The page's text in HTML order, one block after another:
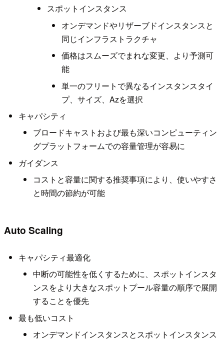
スポットインスタンス
オンデマンドやリザーブドインスタンスと
同じインフラストラクチャ
価格はスムーズでまれな変更、より予測可
能
単一のフリートで異なるインスタンスタイ
プ、サイズ、Azを選択
キャパシティ
ブロードキャストおよび最も深いコンピューティン
グプラットフォームでの容量管理が容易に
ガイダンス
コストと容量に関する推奨事項により、使いやすさ
と時間の節約が可能
Auto Scaling
キャパシティ最適化
中断の可能性を低くするために、スポットインスタ
ンスをより大きなスポットプール容量の順序で展開
することを優先
最も低いコスト
オンデマンドインスタンスとスポットインスタンス